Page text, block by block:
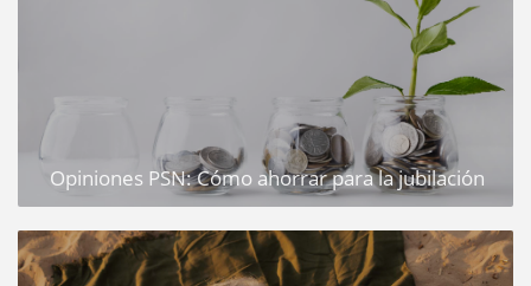
Opiniones PSN: Cómo ahorrar para la jubilación